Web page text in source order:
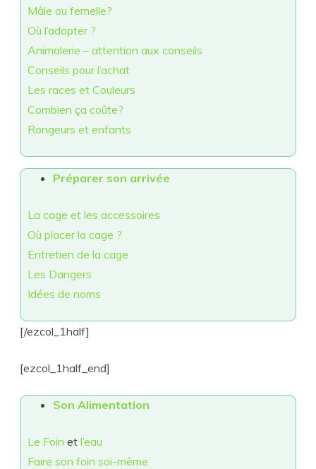
Mâle ou femelle?
Où l’adopter ?
Animalerie – attention aux conseils
Conseils pour l’achat
Les races et Couleurs
Combien ça coûte?
Rongeurs et enfants
Préparer son arrivée
La cage et les accessoires
Où placer la cage ?
Entretien de la cage
Les Dangers
Idées de noms
[/ezcol_1half]
[ezcol_1half_end]
Son Alimentation
Le Foin et l’eau
Faire son foin soi-même